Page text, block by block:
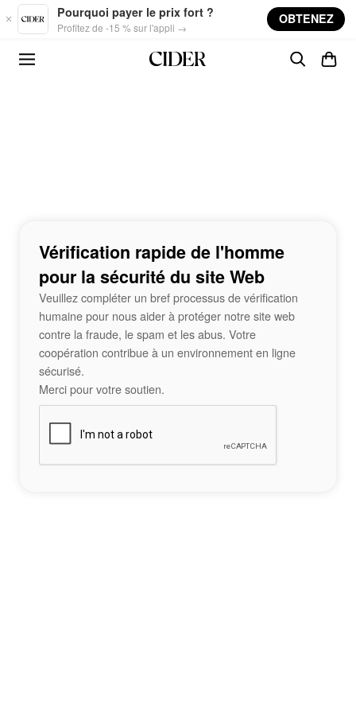
Skip to main content
Pourquoi payer le prix fort ?
Profitez de -15 % sur l'appli →
OBTENEZ
Vérification rapide de l'homme
pour la sécurité du site Web
Veuillez compléter un bref processus de vérification
humaine pour nous aider à protéger notre site web
contre la fraude, le spam et les abus. Votre
coopération contribue à un environnement en ligne
sécurisé.
Merci pour votre soutien.